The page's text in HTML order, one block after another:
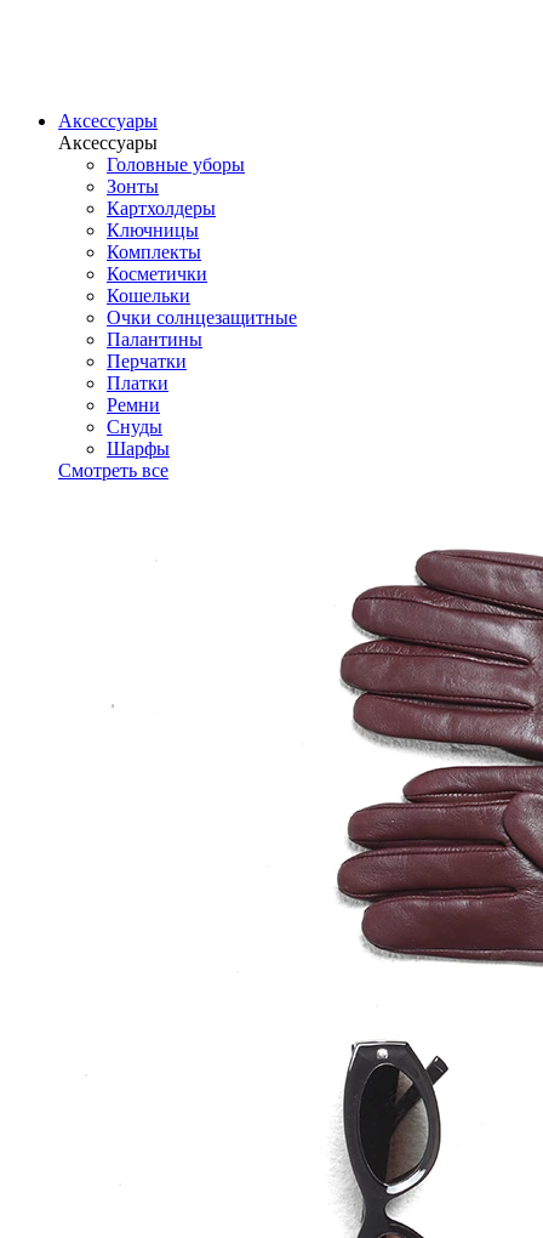
Аксессуары
Аксессуары
Головные уборы
Зонты
Картхолдеры
Ключницы
Комплекты
Косметички
Кошельки
Очки солнцезащитные
Палантины
Перчатки
Платки
Ремни
Снуды
Шарфы
Смотреть все